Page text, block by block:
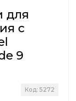
для
с
9
Код: 5272